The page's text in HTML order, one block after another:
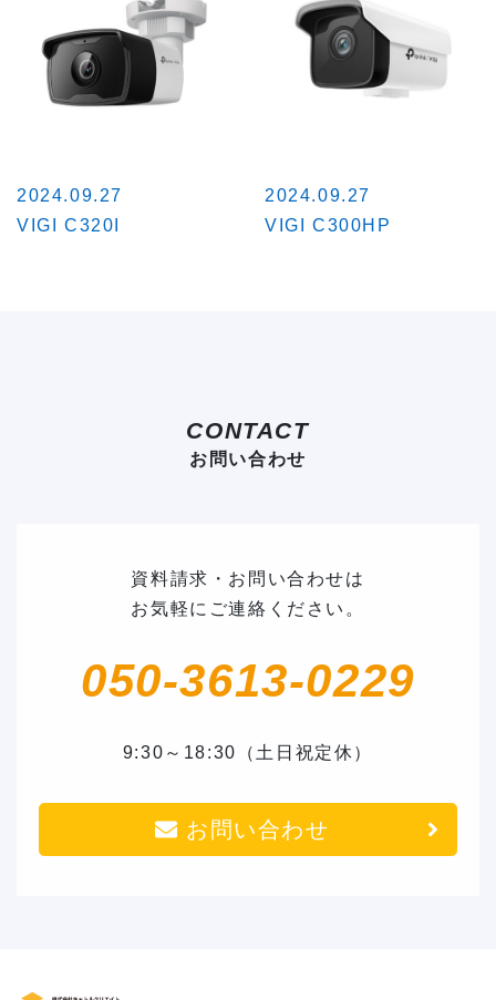
2024.09.27
VIGI C320I
2024.09.27
VIGI C300HP
CONTACT
お問い合わせ
資料請求・お問い合わせは
お気軽にご連絡ください。
050-3613-0229
9:30～18:30（土日祝定休）
お問い合わせ